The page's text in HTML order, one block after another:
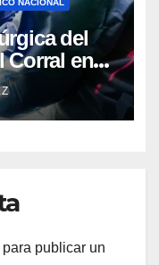
NACIONAL
del
Corral en
para publicar un